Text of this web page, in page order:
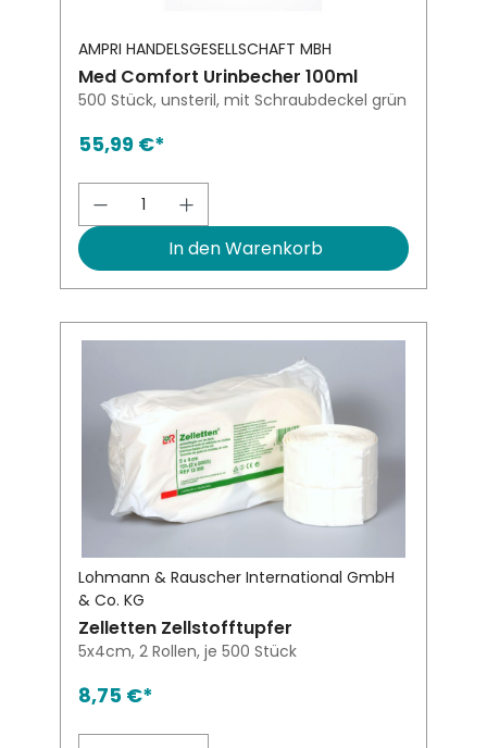
AMPRI HANDELSGESELLSCHAFT MBH
Med Comfort Urinbecher 100ml
500 Stück, unsteril, mit Schraubdeckel grün
55,99 €*
Produkt Anzahl: Gib den
In den Warenkorb
Lohmann & Rauscher International GmbH
& Co. KG
Zelletten Zellstofftupfer
5x4cm, 2 Rollen, je 500 Stück
8,75 €*